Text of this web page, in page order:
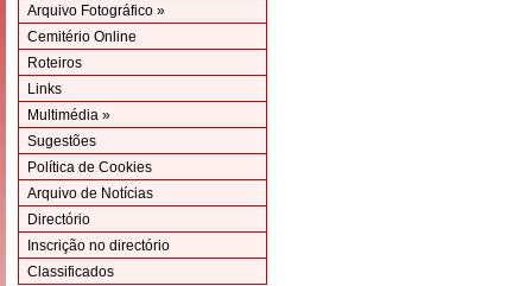
Arquivo Fotográfico »
Cemitério Online
Roteiros
Links
Multimédia »
Sugestões
Política de Cookies
Arquivo de Notícias
Directório
Inscrição no directório
Classificados